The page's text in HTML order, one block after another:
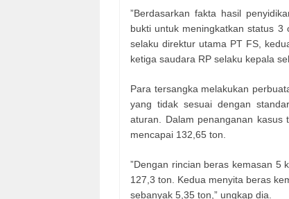
”Berdasarkan fakta hasil
bukti untuk meningkatkan status 3
selaku direktur utama PT FS,
ketiga saudara RP selaku kepala
Para tersangka melakukan
yang tidak sesuai dengan
aturan. Dalam penanganan kasus
mencapai 132,65 ton.
”Dengan rincian beras kemasan 5
127,3 ton. Kedua menyita beras
sebanyak 5,35 ton,” ungkap dia.